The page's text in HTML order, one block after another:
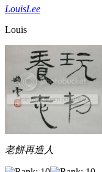
LouisLee
Louis
老餅再造人